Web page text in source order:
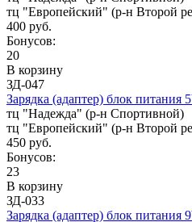
тц "Европейский" (р-н Второй
400 руб.
Бонусов:
20
В корзину
ЗД-047
Зарядка (адаптер) блок питания
тц "Надежда" (р-н Спортивной)
тц "Европейский" (р-н Второй
450 руб.
Бонусов:
23
В корзину
ЗД-033
Зарядка (адаптер) блок